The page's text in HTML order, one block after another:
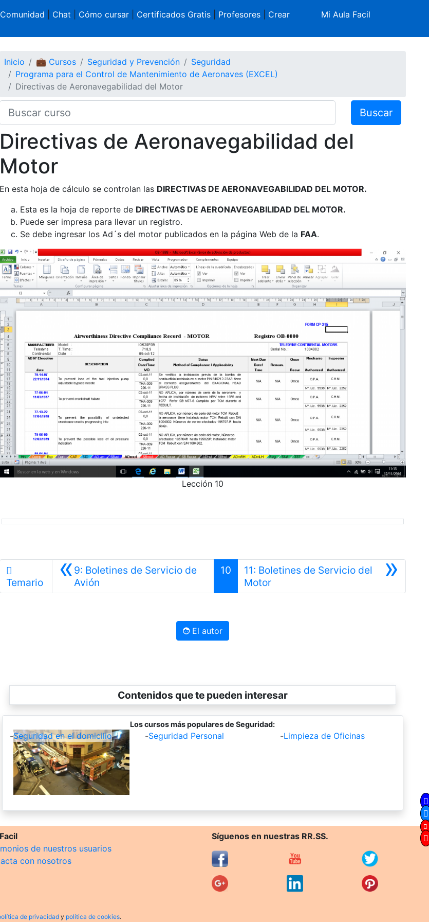
Comunidad Chat Cómo cursar| Certificados Gratis| Profesores| Crear
Mi Aula Facil
Inicio 💼 Cursos Seguridad y Prevención
Seguridad
Programa para el Control de Mantenimiento de Aeronaves (EXCEL)
Directivas de Aeronavegabilidad del Motor
Buscar
Directivas de Aeronavegabilidad del
Motor
En esta hoja de cálculo se controlan las DIRECTIVAS DE AERONAVEGABILIDAD DEL MOTOR.
Esta es la hoja de reporte de DIRECTIVAS DE AERONAVEGABILIDAD DEL MOTOR.
Puede ser impresa para llevar un registro.
Se debe ingresar los Ad´s del motor publicados en la página Web de la FAA.
Lección 10
Temario «9: Boletines de Servicio de
Avión
10 »
11: Boletines de Servicio del
MotorSiguiente
El autor
Contenidos que te pueden interesar
Los cursos más populares de Seguridad:
-Seguridad en el domicilio -Seguridad Personal -Limpieza de Oficinas
de nuestros usuarios
con nosotros
Síguenos en nuestras RR.SS.
de privacidad y política de cookies.